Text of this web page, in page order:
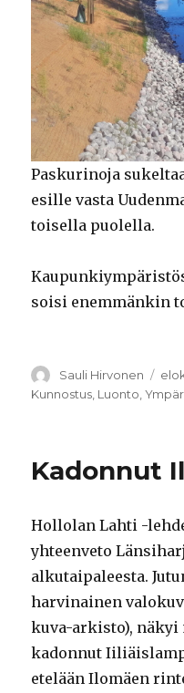
Paskurinoja
esille vasta
toisella puolella.
soisi enemmänkin
Kirjoittaja
Sauli Hirvonen
Kunnostus Luonto ,
Kadonnut
Hollolan Lahti -
yhteenveto
alkutaipaleesta.
harvinainen
kuva-arkisto),
kadonnut
etelään Ilomäen